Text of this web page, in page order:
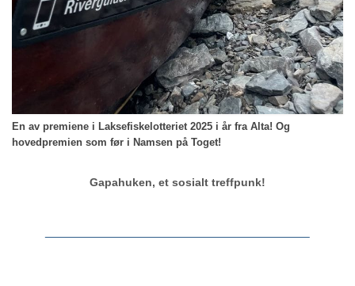
En av premiene i Laksefiskelotteriet 2025 i år fra Alta! Og
hovedpremien som før i Namsen på Toget!
Gapahuken, et sosialt treffpunk!